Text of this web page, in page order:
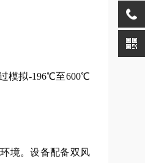
模拟-196℃至600℃
境。设备配备双风